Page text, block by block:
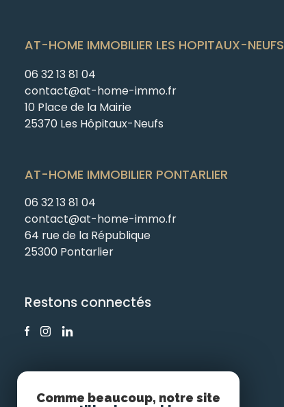
AT-HOME IMMOBILIER LES HOPITAUX-NEUFS
06 32 13 81 04
contact@at-home-immo.fr
10 Place de la Mairie
25370 Les Hôpitaux-Neufs
AT-HOME IMMOBILIER PONTARLIER
06 32 13 81 04
contact@at-home-immo.fr
64 rue de la République
25300 Pontarlier
Restons connectés
Comme beaucoup, notre site